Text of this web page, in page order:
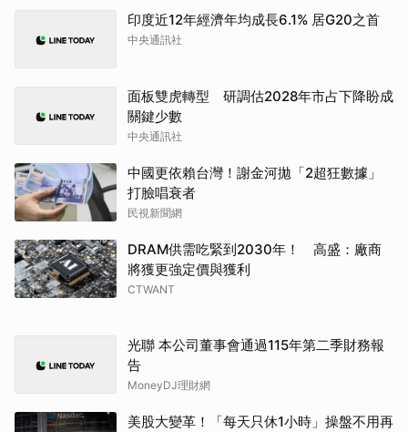
印度近12年經濟年均成長6.1% 居G20之首
中央通訊社
面板雙虎轉型 研調估2028年市占下降盼成
關鍵少數
中央通訊社
中國更依賴台灣！謝金河拋「2超狂數據」
打臉唱衰者
民視新聞網
DRAM供需吃緊到2030年！ 高盛：廠商
將獲更強定價與獲利
CTWANT
光聯 本公司董事會通過115年第二季財務報
告
MoneyDJ理財網
美股大變革！「每天只休1小時」操盤不用再